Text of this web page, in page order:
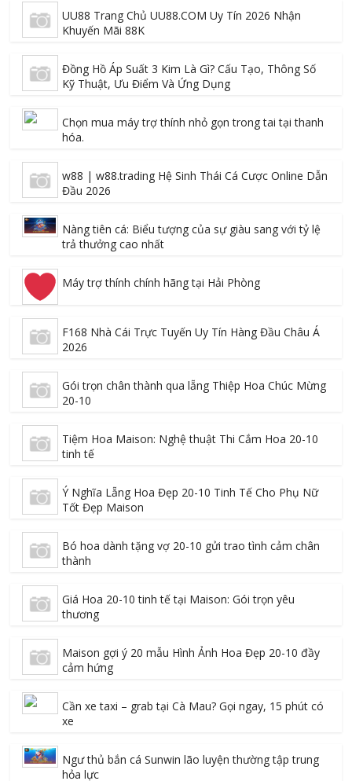
UU88 Trang Chủ UU88.COM Uy Tín 2026 Nhận
Khuyến Mãi 88K
Đồng Hồ Áp Suất 3 Kim Là Gì? Cấu Tạo, Thông Số
Kỹ Thuật, Ưu Điểm Và Ứng Dụng
Chọn mua máy trợ thính nhỏ gọn trong tai tại thanh
hóa.
w88 | w88.trading Hệ Sinh Thái Cá Cược Online Dẫn
Đầu 2026
Nàng tiên cá: Biểu tượng của sự giàu sang với tỷ lệ
trả thưởng cao nhất
Máy trợ thính chính hãng tại Hải Phòng
F168 Nhà Cái Trực Tuyến Uy Tín Hàng Đầu Châu Á
2026
Gói trọn chân thành qua lẵng Thiệp Hoa Chúc Mừng
20-10
Tiệm Hoa Maison: Nghệ thuật Thi Cắm Hoa 20-10
tinh tế
Ý Nghĩa Lẵng Hoa Đẹp 20-10 Tinh Tế Cho Phụ Nữ
Tốt Đẹp Maison
Bó hoa dành tặng vợ 20-10 gửi trao tình cảm chân
thành
Giá Hoa 20-10 tinh tế tại Maison: Gói trọn yêu
thương
Maison gợi ý 20 mẫu Hình Ảnh Hoa Đẹp 20-10 đầy
cảm hứng
Cần xe taxi – grab tại Cà Mau? Gọi ngay, 15 phút có
xe
Ngư thủ bắn cá Sunwin lão luyện thường tập trung
hỏa lực